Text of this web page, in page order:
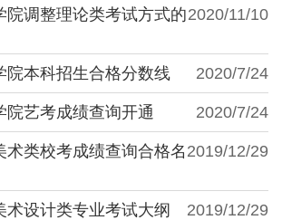
2020/11/10
院调整理论类考试方式的
2020/7/24
院本科招生合格分数线
2020/7/24
院艺考成绩查询开通
2019/12/29
术类校考成绩查询合格名
2019/12/29
术设计类专业考试大纲